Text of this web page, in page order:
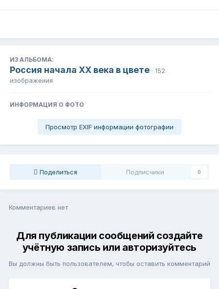
ИЗ АЛЬБОМА:
Россия начала ХХ века в цвете · 152
изображения
ИНФОРМАЦИЯ О ФОТО
Просмотр EXIF информации фотографии
Поделиться Подписчики 0
Комментариев нет
Для публикации сообщений создайте
учётную запись или авторизуйтесь
Вы должны быть пользователем, чтобы оставить комментарий